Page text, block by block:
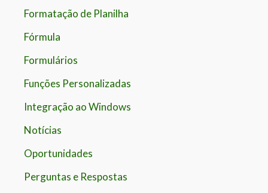
Formatação de Planilha
Fórmula
Formulários
Funções Personalizadas
Integração ao Windows
Notícias
Oportunidades
Perguntas e Respostas